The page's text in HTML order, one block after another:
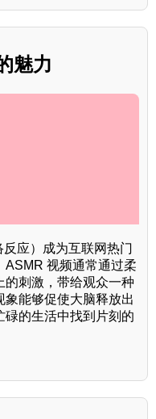
魅力
应）成为互联网热门
ASMR 视频通常通过柔
的刺激，带给观众一种
能够促使大脑释放出
碌的生活中找到片刻的